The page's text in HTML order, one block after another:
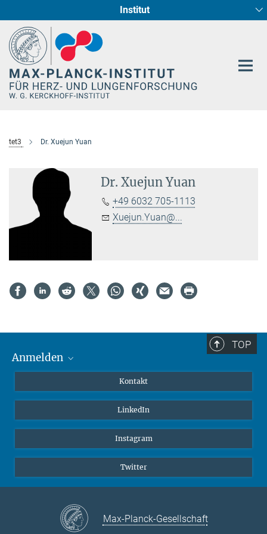
Institut
Entwicklung und Umbau des Herzens (Abt. I)
Pharmakologie (Abt. II)
Genetik der Entwicklung (Abt. III)
Cellular Resilience
Circadiane Rhythmik des Herzstoffwechsels
Neurokardiale Achse
Epigenetics
tet3 Dr. Xuejun Yuan
Dr. Xuejun Yuan
+49 6032 705-1113
Xuejun.Yuan@...
TOP
Anmelden
Intranet
Kontakt
LinkedIn
Instagram
Twitter
Max-Planck-Gesellschaft